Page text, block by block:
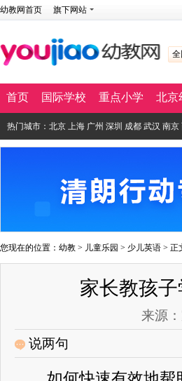
幼教网首页 旗下网站
首页 国际学校 重点小学 北京
热门城市： 北京 上海 广州 深圳 成都 武汉 南京
您现在的位置： 幼教 > 儿童乐园 > 少儿英语 > 正
家长教孩
来源
说两句